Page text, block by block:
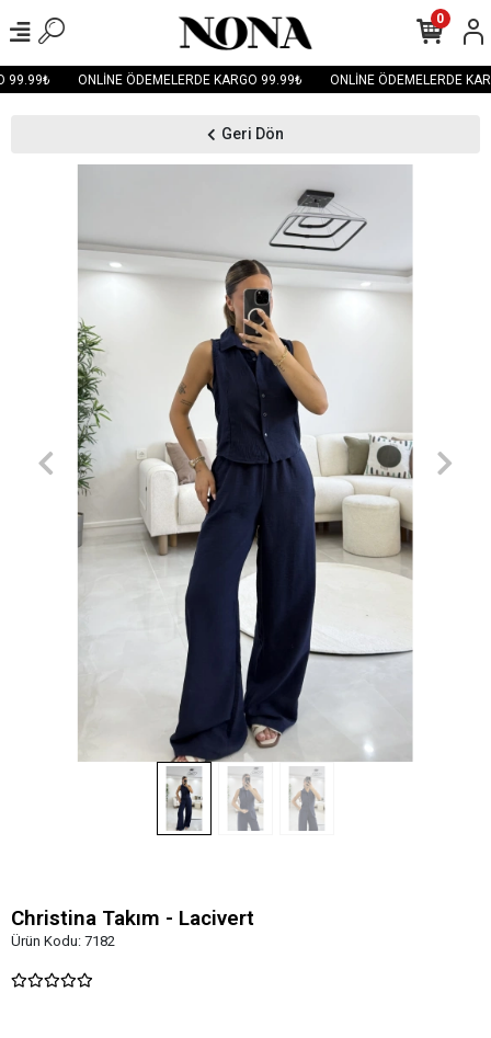
99.99₺ ONLİNE ÖDEMELERDE KARGO 99.99₺ ONLİNE ÖDEMELERDE
0
Geri Dön
Christina Takım - Lacivert
Ürün Kodu: 7182